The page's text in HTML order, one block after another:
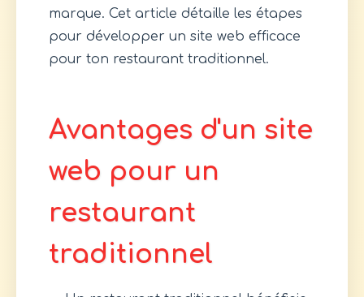
marque. Cet article détaille les étapes
pour développer un site web efficace
pour ton restaurant traditionnel.
Avantages d'un site
web pour un
restaurant
traditionnel